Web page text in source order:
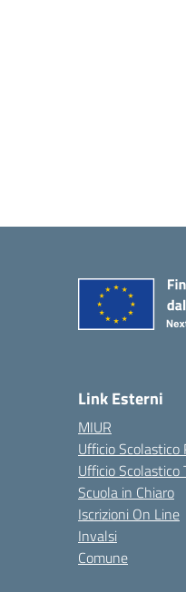
Link Esterni
MIUR
Ufficio Scolastico
Ufficio Scolastico
Scuola in Chiaro
Iscrizioni On Line
Invalsi
Comune